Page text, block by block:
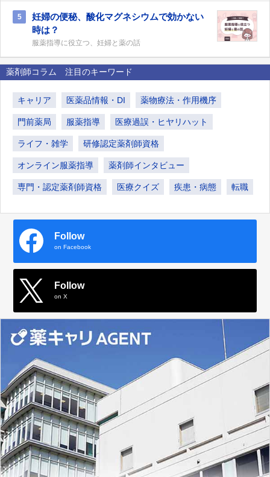
5
妊婦の便秘、酸化マグネシウムで効かない
時は？
服薬指導に役立つ、妊婦と薬の話
薬剤師コラム 注目のキーワード
キャリア 医薬品情報・DI 薬物療法・作用機序
門前薬局 服薬指導 医療過誤・ヒヤリハット
ライフ・雑学 研修認定薬剤師資格
オンライン服薬指導 薬剤師インタビュー
専門・認定薬剤師資格 医療クイズ 疾患・病態 転職
Follow
on Facebook
Follow
on X